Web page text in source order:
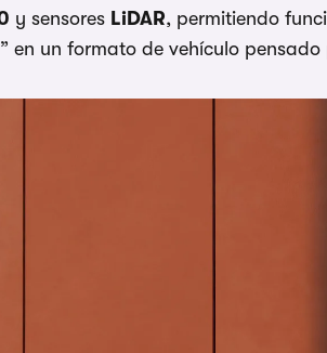
y sensores LiDAR, permitiendo
en un formato de vehículo